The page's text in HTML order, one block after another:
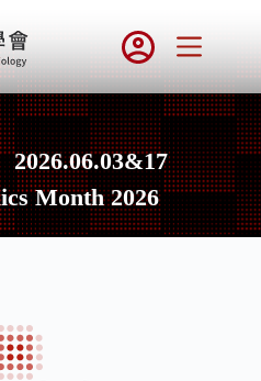
2026.06.03&17
Month 2026